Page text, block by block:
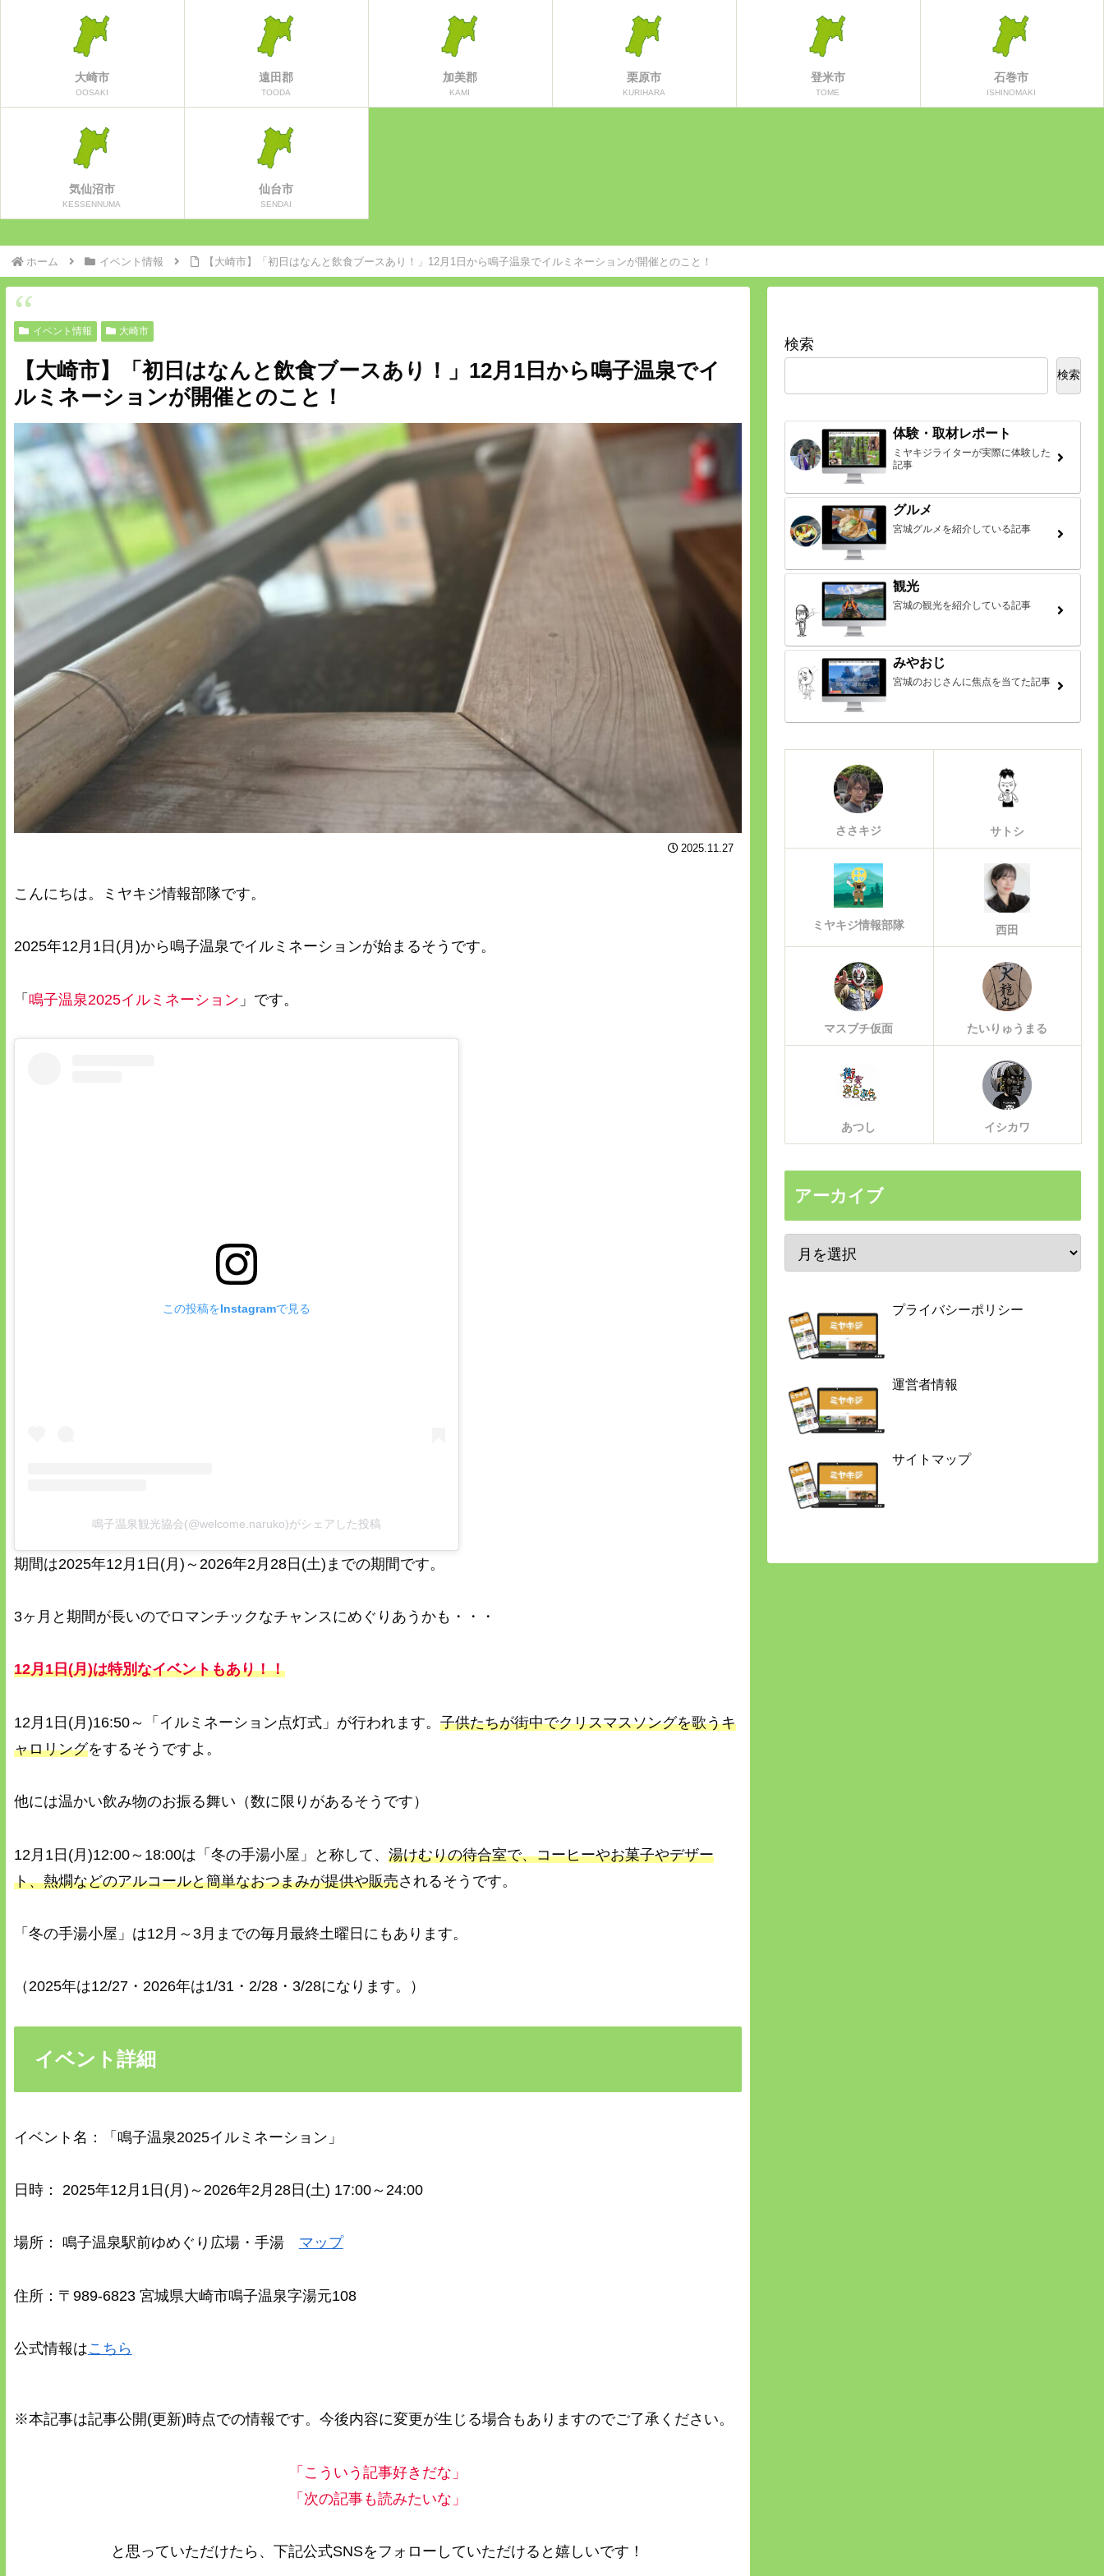
大崎市
OOSAKI
遠田郡
TOODA
加美郡
KAMI
栗原市
KURIHARA
登米市
TOME
石巻市
ISHINOMAKI
気仙沼市
KESSENNUMA
仙台市
SENDAI
ホーム イベント情報 【大崎市】「初日はなんと飲食ブースあり！」12月1日から鳴子温泉でイルミネーションが開催とのこと！
イベント情報 大崎市
【大崎市】「初日はなんと飲食ブースあり！」12月1日から鳴子温泉でイ
ルミネーションが開催とのこと！
2025.11.27
こんにちは。ミヤキジ情報部隊です。
2025年12月1日(月)から鳴子温泉でイルミネーションが始まるそうです。
「 鳴子温泉2025イルミネーション 」です。
この投稿をInstagramで見る
鳴子温泉観光協会(@welcome.naruko)がシェアした投稿
期間は2025年12月1日(月)～2026年2月28日(土)までの期間です。
3ヶ月と期間が長いのでロマンチックなチャンスにめぐりあうかも・・・
12月1日(月)は特別なイベントもあり！！
12月1日(月)16:50～「イルミネーション点灯式」が行われます。 子供たちが街中でクリスマスソングを歌うキ
ャロリングをするそうですよ。
他には温かい飲み物のお振る舞い（数に限りがあるそうです）
12月1日(月)12:00～18:00は「冬の手湯小屋」と称して、 湯けむりの待合室で、コーヒーやお菓子やデザー
ト、熱燗などのアルコールと簡単なおつまみが提供や販売されるそうです。
「冬の手湯小屋」は12月～3月までの毎月最終土曜日にもあります。
（2025年は12/27・2026年は1/31・2/28・3/28になります。）
イベント詳細
イベント名：「鳴子温泉2025イルミネーション」
日時： 2025年12月1日(月)～2026年2月28日(土) 17:00～24:00
場所： 鳴子温泉駅前ゆめぐり広場・手湯 マップ
住所：〒989-6823 宮城県大崎市鳴子温泉字湯元108
公式情報はこちら
※本記事は記事公開(更新)時点での情報です。今後内容に変更が生じる場合もありますのでご了承ください。
「こういう記事好きだな」
「次の記事も読みたいな」
と思っていただけたら、下記公式SNSをフォローしていただけると嬉しいです！
検索
検索
体験・取材レポート
ミヤキジライターが実際に体験した
記事
グルメ
宮城グルメを紹介している記事
観光
宮城の観光を紹介している記事
みやおじ
宮城のおじさんに焦点を当てた記事
ささキジ サトシ
ミヤキジ情報部隊 西田
マスブチ仮面 たいりゅうまる
あつし イシカワ
アーカイブ
プライバシーポリシー
運営者情報
サイトマップ